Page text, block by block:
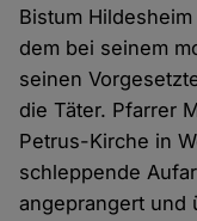
Bistum
dem bei seinem
seinen
die Täter. Pfarrer
Petrus-Kirche in
schleppende
angeprangert und